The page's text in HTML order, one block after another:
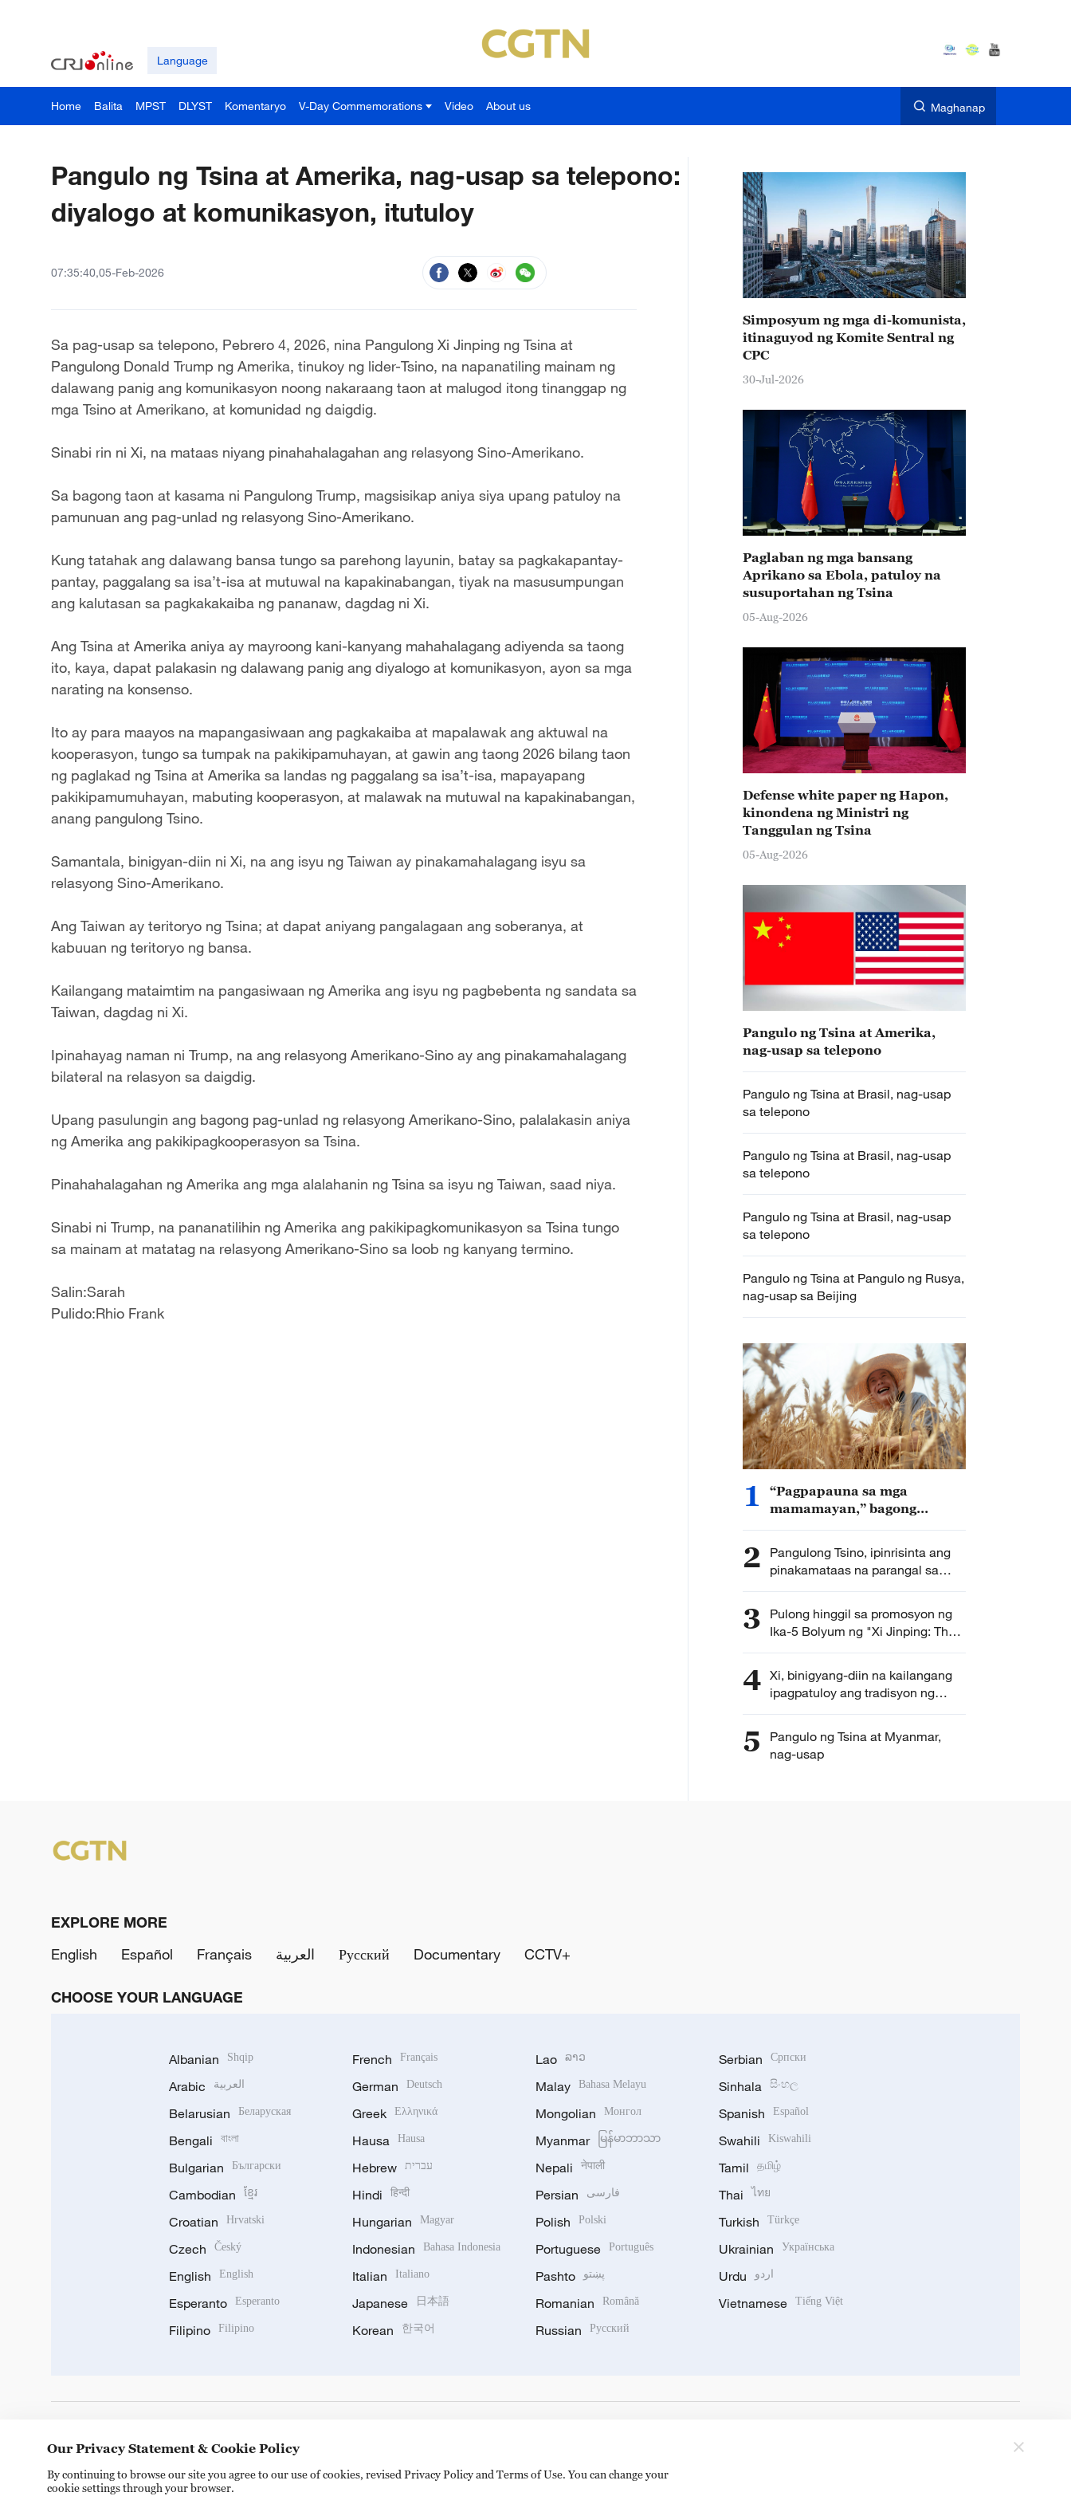
Language
Home Balita MPST DLYST Komentaryo V-Day Commemorations Video About us Maghanap
Pangulo ng Tsina at Amerika, nag-usap sa telepono:
diyalogo at komunikasyon, itutuloy
07:35:40,05-Feb-2026
Sa pag-usap sa telepono, Pebrero 4, 2026, nina Pangulong Xi Jinping ng Tsina at
Pangulong Donald Trump ng Amerika, tinukoy ng lider-Tsino, na napanatiling mainam ng
dalawang panig ang komunikasyon noong nakaraang taon at malugod itong tinanggap ng
mga Tsino at Amerikano, at komunidad ng daigdig.
Sinabi rin ni Xi, na mataas niyang pinahahalagahan ang relasyong Sino-Amerikano.
Sa bagong taon at kasama ni Pangulong Trump, magsisikap aniya siya upang patuloy na
pamunuan ang pag-unlad ng relasyong Sino-Amerikano.
Kung tatahak ang dalawang bansa tungo sa parehong layunin, batay sa pagkakapantay-
pantay, paggalang sa isa’t-isa at mutuwal na kapakinabangan, tiyak na masusumpungan
ang kalutasan sa pagkakakaiba ng pananaw, dagdag ni Xi.
Ang Tsina at Amerika aniya ay mayroong kani-kanyang mahahalagang adiyenda sa taong
ito, kaya, dapat palakasin ng dalawang panig ang diyalogo at komunikasyon, ayon sa mga
narating na konsenso.
Ito ay para maayos na mapangasiwaan ang pagkakaiba at mapalawak ang aktuwal na
kooperasyon, tungo sa tumpak na pakikipamuhayan, at gawin ang taong 2026 bilang taon
ng paglakad ng Tsina at Amerika sa landas ng paggalang sa isa’t-isa, mapayapang
pakikipamumuhayan, mabuting kooperasyon, at malawak na mutuwal na kapakinabangan,
anang pangulong Tsino.
Samantala, binigyan-diin ni Xi, na ang isyu ng Taiwan ay pinakamahalagang isyu sa
relasyong Sino-Amerikano.
Ang Taiwan ay teritoryo ng Tsina; at dapat aniyang pangalagaan ang soberanya, at
kabuuan ng teritoryo ng bansa.
Kailangang mataimtim na pangasiwaan ng Amerika ang isyu ng pagbebenta ng sandata sa
Taiwan, dagdag ni Xi.
Ipinahayag naman ni Trump, na ang relasyong Amerikano-Sino ay ang pinakamahalagang
bilateral na relasyon sa daigdig.
Upang pasulungin ang bagong pag-unlad ng relasyong Amerikano-Sino, palalakasin aniya
ng Amerika ang pakikipagkooperasyon sa Tsina.
Pinahahalagahan ng Amerika ang mga alalahanin ng Tsina sa isyu ng Taiwan, saad niya.
Sinabi ni Trump, na pananatilihin ng Amerika ang pakikipagkomunikasyon sa Tsina tungo
sa mainam at matatag na relasyong Amerikano-Sino sa loob ng kanyang termino.
Salin:Sarah
Pulido:Rhio Frank
Simposyum ng mga di-komunista,
itinaguyod ng Komite Sentral ng
CPC
30-Jul-2026
Paglaban ng mga bansang
Aprikano sa Ebola, patuloy na
susuportahan ng Tsina
05-Aug-2026
Defense white paper ng Hapon,
kinondena ng Ministri ng
Tanggulan ng Tsina
05-Aug-2026
Pangulo ng Tsina at Amerika,
nag-usap sa telepono
Pangulo ng Tsina at Brasil, nag-usap
sa telepono
Pangulo ng Tsina at Brasil, nag-usap
sa telepono
Pangulo ng Tsina at Brasil, nag-usap
sa telepono
Pangulo ng Tsina at Pangulo ng Rusya,
nag-usap sa Beijing
1
“Pagpapauna sa mga
mamamayan,” bagong
pangangasiwa
2
Pangulong Tsino, ipinrisinta ang
pinakamataas na parangal sa
siyensiya at teknolohiya ng bansa
3
Pulong hinggil sa promosyon ng
Ika-5 Bolyum ng "Xi Jinping: The
Governance of China," idinaos
4 Xi, binigyang-diin na kailangang
ipagpatuloy ang tradisyon ng
rebolusyon
5
Pangulo ng Tsina at Myanmar,
nag-usap
EXPLORE MORE
English
Español Français العربية Русский Documentary CCTV+
CHOOSE YOUR LANGUAGE
Albanian Shqip
Arabic العربية
Belarusian Беларуская
Bengali বাংলা
Bulgarian Български
Cambodian ខ្មែរ
Croatian Hrvatski
Czech Český
English English
Esperanto Esperanto
Filipino Filipino
French Français
German Deutsch
Greek Ελληνικά
Hausa Hausa
Hebrew עברית
Hindi हिन्दी
Hungarian Magyar
Indonesian Bahasa Indonesia
Italian Italiano
Japanese 日本語
Korean 한국어
Lao ລາວ
Malay Bahasa Melayu
Mongolian Монгол
Myanmar မြန်မာဘာသာ
Nepali नेपाली
Persian فارسی
Polish Polski
Portuguese Português
Pashto پښتو
Romanian Română
Russian Русский
Serbian Српски
Sinhala සිංහල
Spanish Español
Swahili Kiswahili
Tamil தமிழ்
Thai ไทย
Turkish Türkçe
Ukrainian Українська
Urdu اردو
Vietnamese Tiếng Việt
Our Privacy Statement & Cookie Policy
By continuing to browse our site you agree to our use of cookies, revised Privacy Policy and Terms of Use. You can change your
cookie settings through your browser.